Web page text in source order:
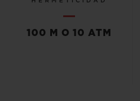
100 M O 10 ATM